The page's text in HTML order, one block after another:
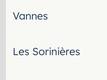
Vannes
Les Sorinières